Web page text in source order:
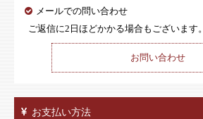
メールでの問い合わせ
ご返信に2日ほどかかる場合もございます。
お問い合わせ
お支払い方法